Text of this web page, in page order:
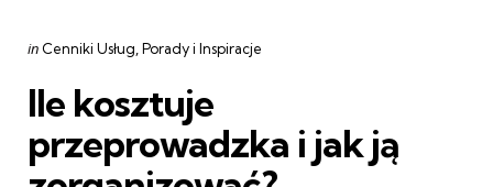
Categories
Posted
in Cenniki Usług Porady i Inspiracje
Ile kosztuje
przeprowadzka i jak ją